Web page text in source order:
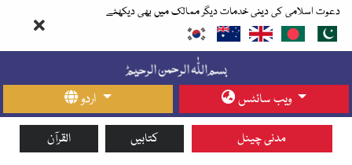
دعوت اسلامی کی دینی خدمات دیگر ممالک میں بھی دیکھئے
اردو ویب سائٹس
القرآن کتابیں مدنی چینل